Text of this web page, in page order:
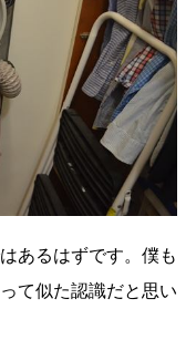
あるはずです。僕も
て似た認識だと思い